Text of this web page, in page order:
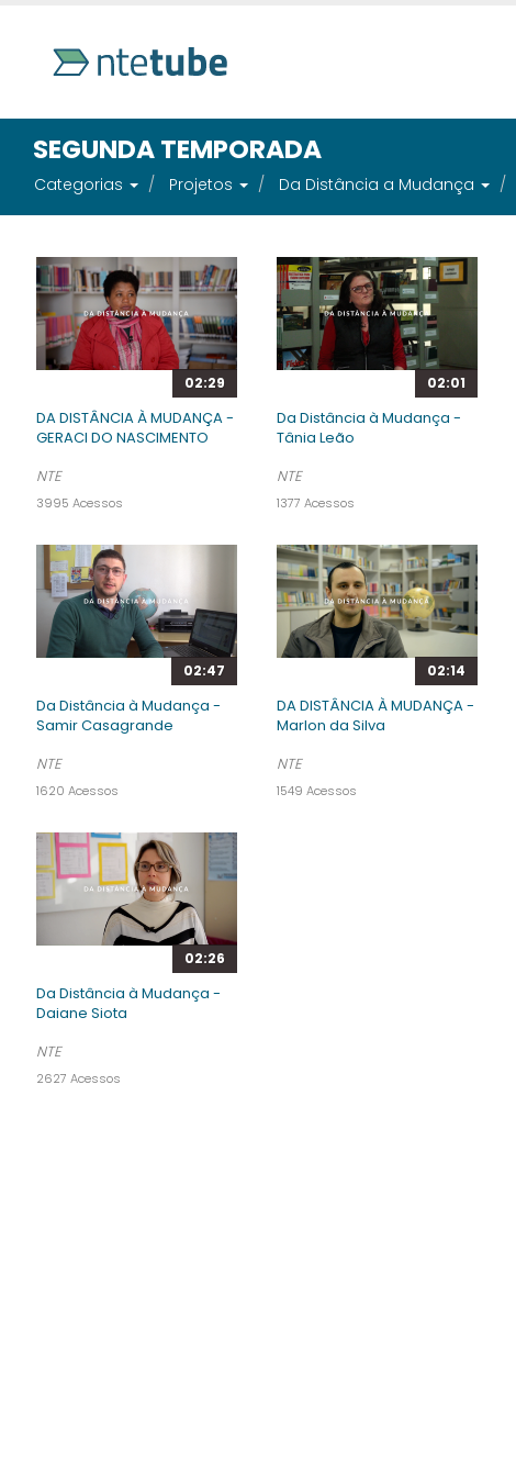
SEGUNDA TEMPORADA
Categorias Projetos Da Distância a Mudança
02:29
DA DISTÂNCIA À MUDANÇA -
GERACI DO NASCIMENTO
NTE
3995 Acessos
02:01
Da Distância à Mudança -
Tânia Leão
NTE
1377 Acessos
02:47
Da Distância à Mudança -
Samir Casagrande
NTE
1620 Acessos
02:14
DA DISTÂNCIA À MUDANÇA -
Marlon da Silva
NTE
1549 Acessos
02:26
Da Distância à Mudança -
Daiane Siota
NTE
2627 Acessos